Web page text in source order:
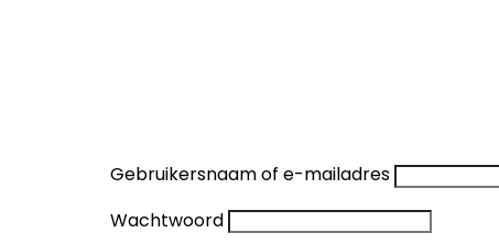
Gebruikersnaam of e-mailadres
Wachtwoord